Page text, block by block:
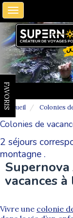
Toggle
navigation
FAVORIS
Accueil Colonies
Colonies de
2 séjours
montagne .
Supernova
vacances
Vivre une colonie